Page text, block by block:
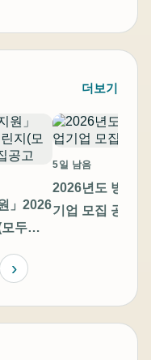
더보기
」2026
두의
5일 남음
2026년도 방산
기업 모집 공고
›